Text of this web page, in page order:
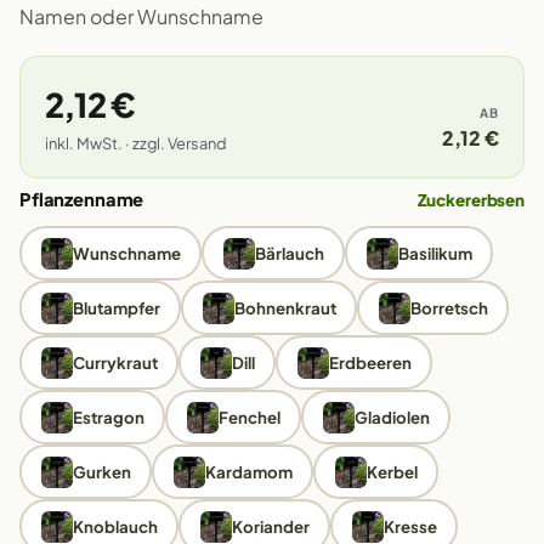
Namen oder Wunschname
2,12 €
inkl. MwSt. · zzgl. Versand
AB
2,12 €
Pflanzenname Zuckererbsen
Wunschname Bärlauch Basilikum
Blutampfer Bohnenkraut Borretsch
Currykraut Dill Erdbeeren
Estragon Fenchel Gladiolen
Gurken Kardamom Kerbel
Knoblauch Koriander Kresse